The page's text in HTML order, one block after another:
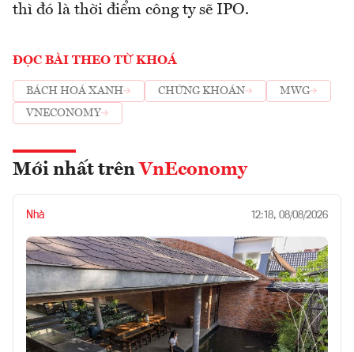
thì đó là thời điểm công ty sẽ IPO.
ĐỌC BÀI THEO TỪ KHOÁ
BÁCH HOÁ XANH CHỨNG KHOÁN
MWG
VNECONOMY
Mới nhất trên VnEconomy
Nhà 12:18, 08/08/2026